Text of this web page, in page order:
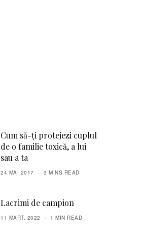
Cum să-ți protejezi cuplul
de o familie toxică, a lui
sau a ta
24 MAI 2017 3 MINS READ
Lacrimi de campion
11 MART. 2022 1 MIN READ